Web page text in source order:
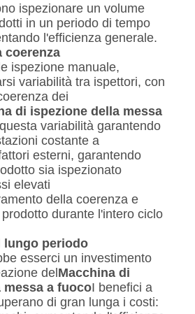
ispezionare un volume
in un periodo di tempo
l'efficienza generale.
coerenza
ispezione manuale,
variabilità tra ispettori, con
dei
di ispezione della messa
variabilità garantendo
costante a
esterni, garantendo
sia ispezionato
elevati
della coerenza e
durante l'intero ciclo
lungo periodo
esserci un investimento
del Macchina di
messa a fuocoI benefici a
di gran lunga i costi: